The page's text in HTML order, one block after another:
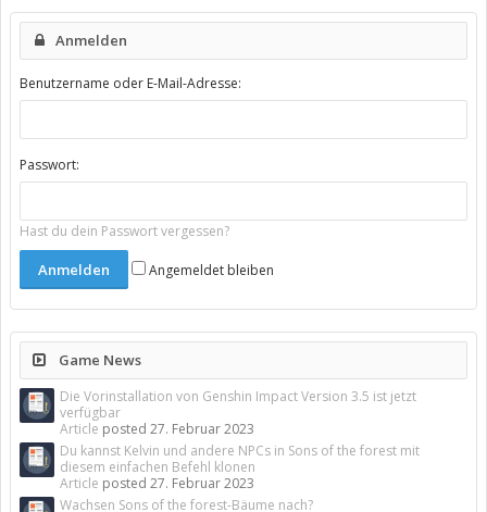
Anmelden
Benutzername oder E-Mail-Adresse:
Passwort:
Hast du dein Passwort vergessen?
Angemeldet bleiben
Game News
Die Vorinstallation von Genshin Impact Version 3.5 ist jetzt
verfügbar
Article posted 27. Februar 2023
Du kannst Kelvin und andere NPCs in Sons of the forest mit
diesem einfachen Befehl klonen
Article posted 27. Februar 2023
Wachsen Sons of the forest-Bäume nach?